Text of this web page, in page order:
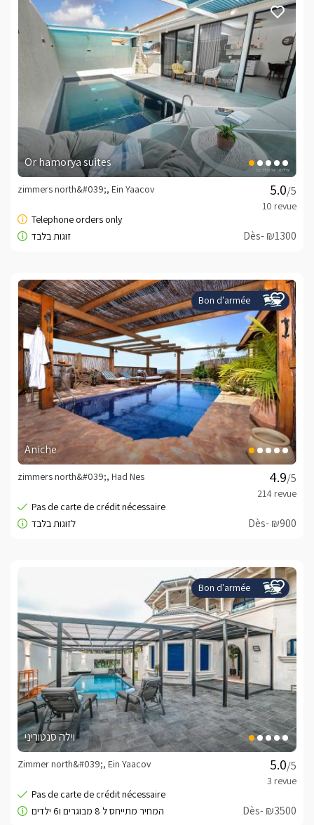
Or hamorya suites
/5
zimmers north&#039;, Ein Yaacov
Dès- ₪1300
Bon d'armée
Aniche
/5
zimmers north&#039;, Had Nes
Dès- ₪900
Bon d'armée
וילה סנטוריני
/5
Zimmer north&#039;, Ein Yaacov
Dès- ₪3500